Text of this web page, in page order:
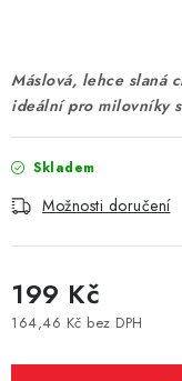
NIKOTINOVÝ FILM
PŘÍSLUŠENSTVÍ
ZNAČKY
Vše o nákupu
Kontakty
Prodejny
Máslová, lehce slaná
ideální pro milovníky
Skladem
Možnosti doručení
199 Kč
164,46 Kč bez DPH